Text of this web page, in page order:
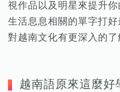
視作品以及明星來提升
生活息息相關的單字打
對越南文化有更深入的了
越南語原來這麼好